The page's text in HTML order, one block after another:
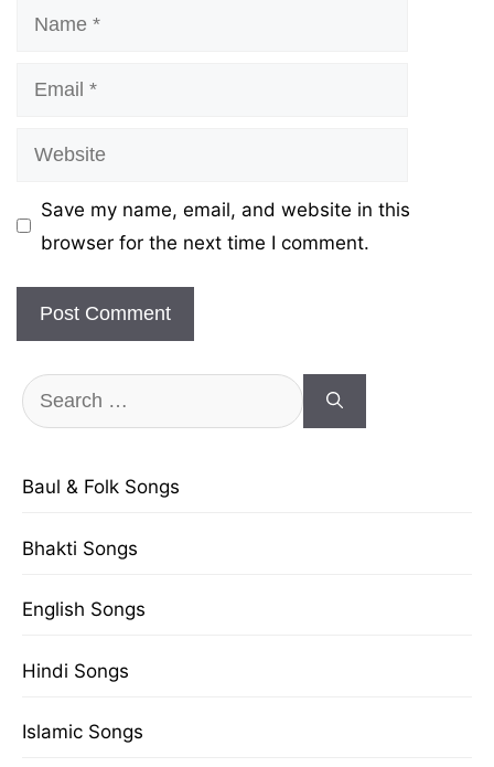
Name
Email
Website
Save my name, email, and website in this
browser for the next time I comment.
Search
for:
Baul & Folk Songs
Bhakti Songs
English Songs
Hindi Songs
Islamic Songs